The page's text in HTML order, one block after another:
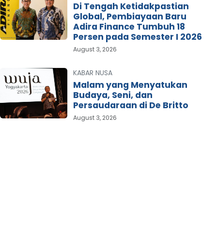
Di Tengah Ketidakpastian
Global, Pembiayaan Baru
Adira Finance Tumbuh 18
Persen pada Semester I 2026
August 3, 2026
KABAR NUSA
Malam yang Menyatukan
Budaya, Seni, dan
Persaudaraan di De Britto
August 3, 2026